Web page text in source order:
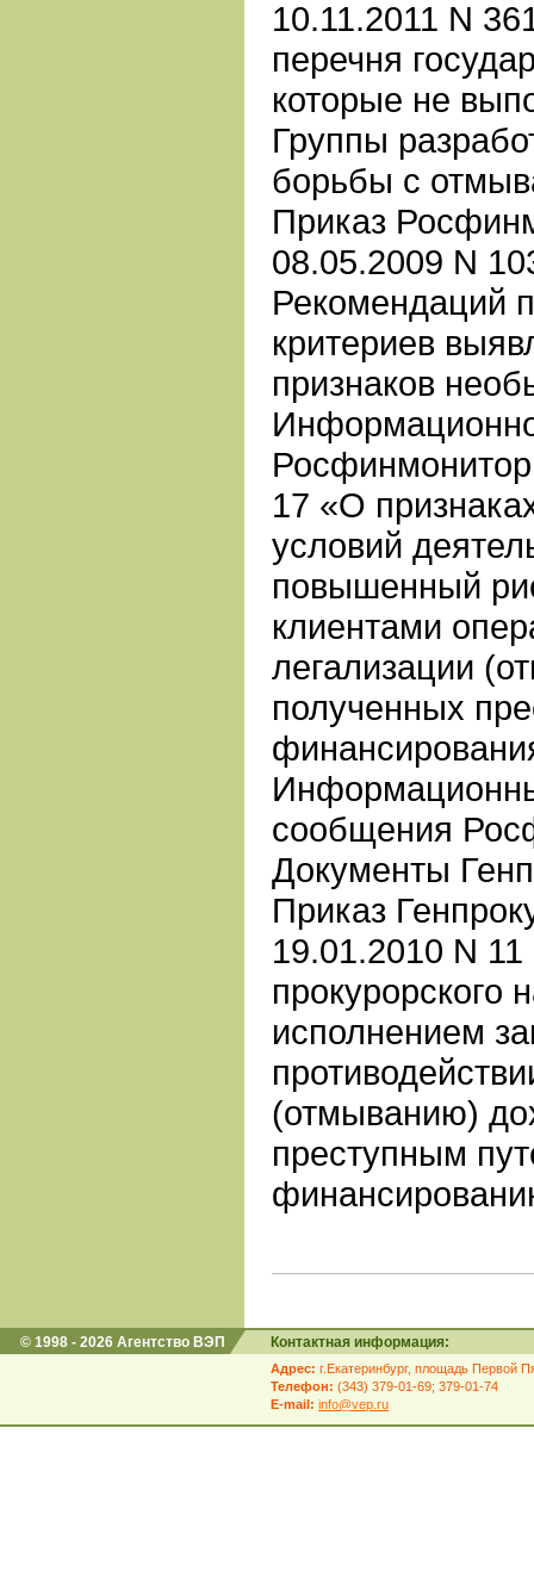
10.11.2011 N
перечня
которые не
Группы
борьбы с
Приказ
08.05.2009 N
Рекомендаций
критериев
признаков
17 «О
условий
повышенный
клиентами
легализации
полученных
сообщения
Документы
Приказ
19.01.2010 N
прокурорского
исполнением
(отмыванию)
преступным
© 1998 - 2026 Агентство ВЭП Контактная информация:
Адрес: г.Екатеринбург, площадь Первой
Телефон: (343) 379-01-69; 379-01-74
E-mail: info@vep.ru